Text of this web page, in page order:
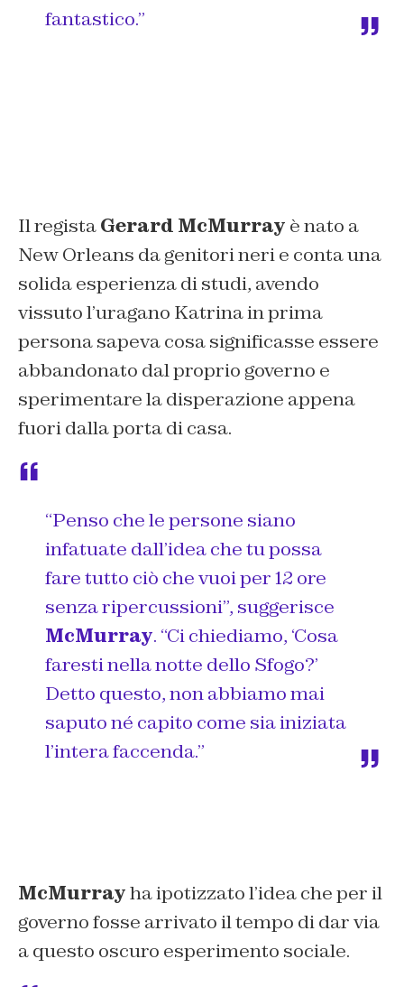
fantastico.”
Il registaGerard McMurray è nato a
New Orleans da genitori neri e conta una
solida esperienza di studi, avendo
vissuto l’uragano Katrina in prima
persona sapeva cosa significasse essere
abbandonato dal proprio governo e
sperimentare la disperazione appena
fuori dalla porta di casa.
“Penso che le persone siano
infatuate dall’idea che tu possa
fare tutto ciò che vuoi per 12 ore
senza ripercussioni”, suggerisce
McMurray. “Ci chiediamo, ‘Cosa
faresti nella notte dello Sfogo?’
Detto questo, non abbiamo mai
saputo né capito come sia iniziata
l’intera faccenda.”
McMurrayha ipotizzato l’idea che per il
governo fosse arrivato il tempo di dar via
a questo oscuro esperimento sociale.